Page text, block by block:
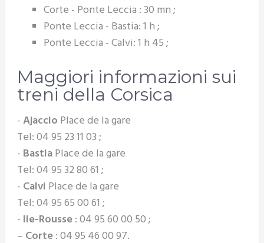
Corte - Ponte Leccia : 30 mn ;
Ponte Leccia - Bastia: 1 h ;
Ponte Leccia - Calvi: 1 h 45 ;
Maggiori informazioni sui
treni della Corsica
-Ajaccio Place de la gare
Tel: 04 95 23 11 03 ;
- BastiaPlace de la gare
Tel: 04 95 32 80 61 ;
- Calvi Place de la gare
Tel: 04 95 65 00 61 ;
- Ile-Rousse: 04 95 60 00 50 ;
– Corte: 04 95 46 00 97.